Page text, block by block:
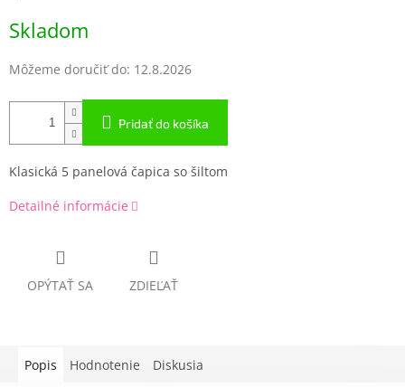
cena:
Skladom
Môžeme doručiť do: 12.8.2026
Pridať do košíka
Klasická 5 panelová čapica so šiltom
Detailné informácie
OPÝTAŤ SA ZDIEĽAŤ
Popis Hodnotenie Diskusia